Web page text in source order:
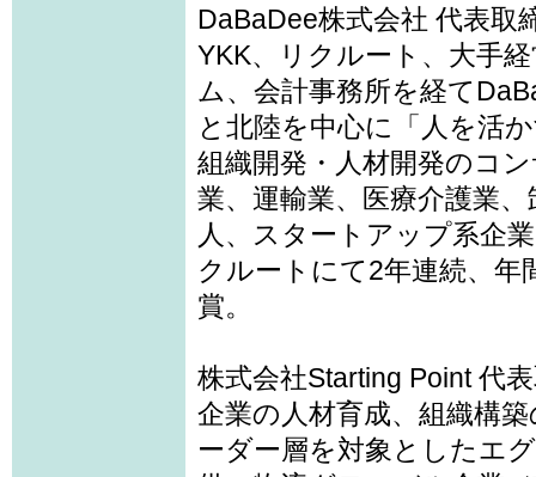
DaBaDee株式会社 代表取
YKK、リクルート、大手
ム、会計事務所を経て
と北陸を中心に「人を活
組織開発・人材開発のコ
業、運輸業、医療介護業
人、スタートアップ系企
クルートにて2年連続、年
賞。
株式会社Starting Point 代
企業の人材育成、組織構
ーダー層を対象としたエ